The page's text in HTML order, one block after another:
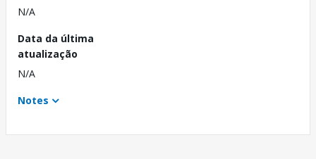
N/A
Data da última
atualização
N/A
Notes